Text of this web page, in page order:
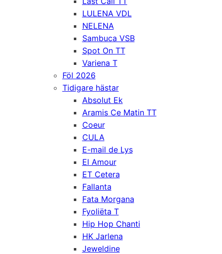
LULENA VDL
NELENA
Sambuca VSB
Spot On TT
Variena T
Föl 2026
Tidigare hästar
Absolut Ek
Aramis Ce Matin TT
Coeur
CULA
E-mail de Lys
El Amour
ET Cetera
Fallanta
Fata Morgana
Fyoliëta T
Hip Hop Chanti
HK Jarlena
Jeweldine